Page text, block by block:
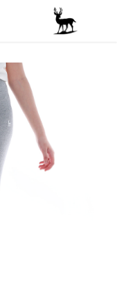
تخطي للذهاب إلى المحتوى